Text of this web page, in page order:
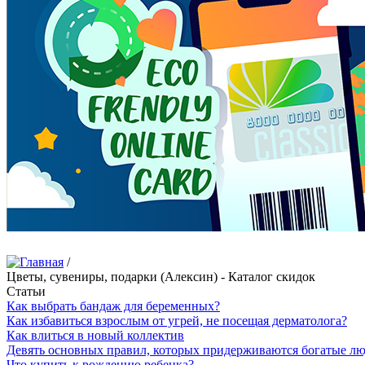
/
Цветы, сувениры, подарки (Алексин) - Каталог скидок
Статьи
Как выбрать бандаж для беременных?
Как избавиться взрослым от угрей, не посещая дерматолога?
Как влиться в новый коллектив
Девять основных правил, которых придерживаются богатые